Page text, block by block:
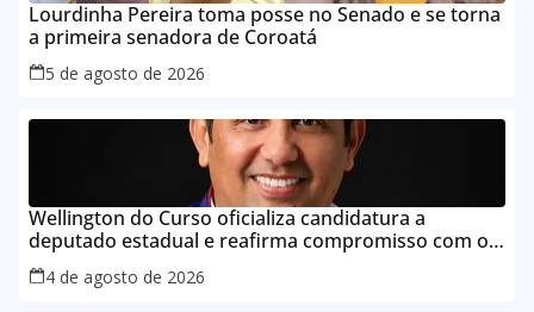
Lourdinha Pereira toma posse no Senado e se torna
a primeira senadora de Coroatá
5 de agosto de 2026
Wellington do Curso oficializa candidatura a
deputado estadual e reafirma compromisso com o
povo do Maranhão
4 de agosto de 2026